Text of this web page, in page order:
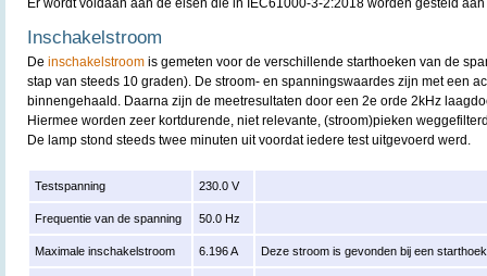
Er wordt voldaan aan de eisen die in IEC61000-3-2:2018 worden gesteld
Inschakelstroom
De inschakelstroom is gemeten voor de verschillende starthoeken van de
stap van steeds 10 graden). De stroom- en spanningswaardes zijn met een
binnengehaald. Daarna zijn de meetresultaten door een 2e orde 2kHz
Hiermee worden zeer kortdurende, niet relevante, (stroom)pieken
De lamp stond steeds twee minuten uit voordat iedere test uitgevoerd werd.
Testspanning 230.0 V
Frequentie van de spanning 50.0 Hz
Maximale inschakelstroom 6.196 A Deze stroom is gevonden bij een